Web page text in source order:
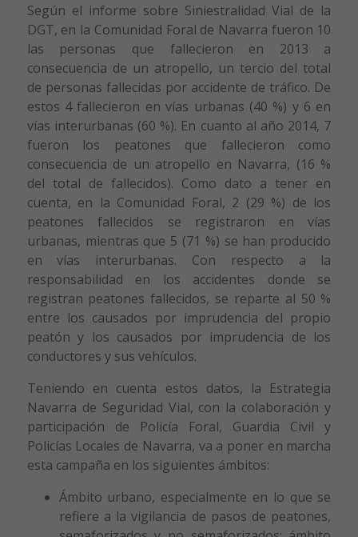
Según el informe sobre Siniestralidad Vial de la
DGT, en la Comunidad Foral de Navarra fueron 10
las personas que fallecieron en 2013 a
consecuencia de un atropello, un tercio del total
de personas fallecidas por accidente de tráfico. De
estos 4 fallecieron en vías urbanas (40 %) y 6 en
vías interurbanas (60 %). En cuanto al año 2014, 7
fueron los peatones que fallecieron como
consecuencia de un atropello en Navarra, (16 %
del total de fallecidos). Como dato a tener en
cuenta, en la Comunidad Foral, 2 (29 %) de los
peatones fallecidos se registraron en vías
urbanas, mientras que 5 (71 %) se han producido
en vías interurbanas. Con respecto a la
responsabilidad en los accidentes donde se
registran peatones fallecidos, se reparte al 50 %
entre los causados por imprudencia del propio
peatón y los causados por imprudencia de los
conductores y sus vehículos.
Teniendo en cuenta estos datos, la Estrategia
Navarra de Seguridad Vial, con la colaboración y
participación de Policía Foral, Guardia Civil y
Policías Locales de Navarra, va a poner en marcha
esta campaña en los siguientes ámbitos:
Ámbito urbano, especialmente en lo que se
refiere a la vigilancia de pasos de peatones,